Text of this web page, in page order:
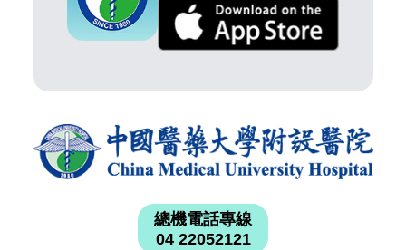
總機電話專線
04 22052121